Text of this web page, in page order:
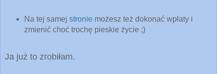
Na tej samej stronie możesz też dokonać wpłaty i
zmienić choć trochę pieskie życie ;)
Ja już to zrobiłam.